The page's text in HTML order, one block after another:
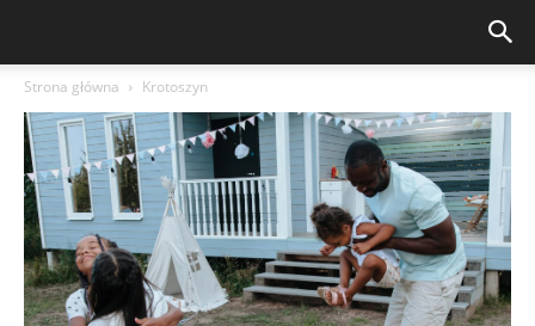
Strona główna Krotoszyn